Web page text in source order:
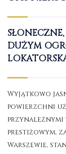
DUŻYM
Wyjątkowo
powierzchni
przynależnymi
prestiżowym,
Warszewie,